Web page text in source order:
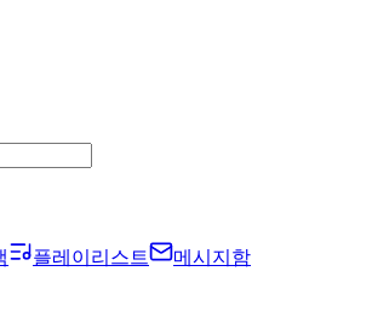
플레이리스트 메시지함